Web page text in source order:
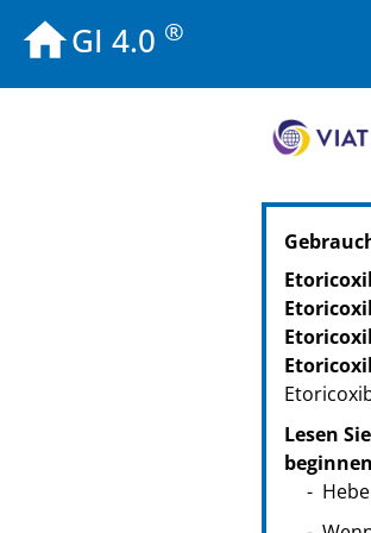
GI 4.0 ®
Lesen